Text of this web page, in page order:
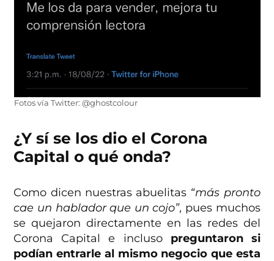
Fotos vía Twitter: @ghostcolour
¿Y sí se los dio el Corona
Capital o qué onda?
Como dicen nuestras abuelitas “más pronto
cae un hablador que un cojo”, pues muchos
se quejaron directamente en las redes del
Corona Capital e incluso preguntaron si
podían entrarle al mismo negocio que esta